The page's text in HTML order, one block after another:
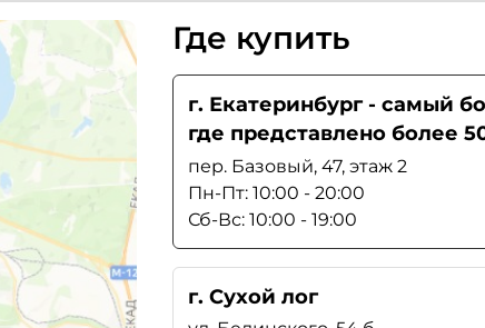
Где купить
г. Екатеринбург - самый
где представлено более
пер. Базовый, 47, этаж 2
Пн-Пт: 10:00 - 20:00
Сб-Вс: 10:00 - 19:00
г. Сухой лог